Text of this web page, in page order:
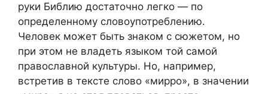
руки Библию достаточно легко — по
определенному словоупотреблению.
Человек может быть знаком с сюжетом, но
при этом не владеть языком той самой
православной культуры. Но, например,
встретив в тексте слово «мирро», в значении